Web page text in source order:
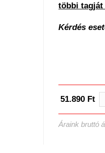
többi tagját
Kérdés
51.890 Ft
Áraink bruttó